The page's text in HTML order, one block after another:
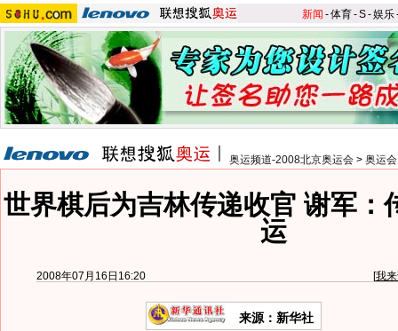
新闻 -体育-S-娱乐
奥运频道-2008北京奥运会 > 奥运
世界棋后为吉林传递收官 谢军：
运
2008年07月16日16:20 [我
来源：新华社